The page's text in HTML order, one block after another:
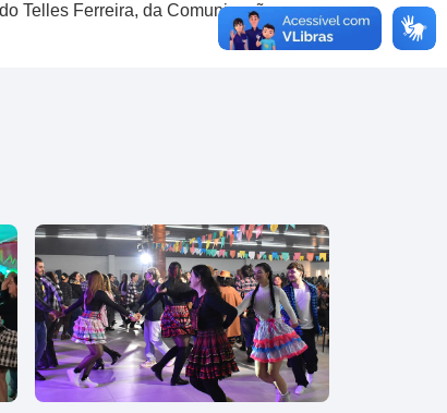
Telles Ferreira, da Comunicação